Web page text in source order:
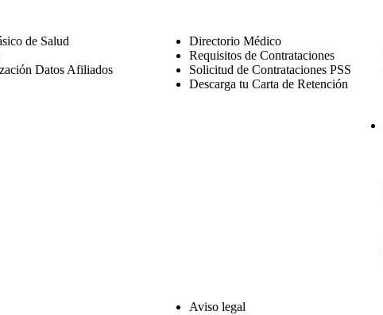
de Salud
Datos Afiliados
Directorio Médico
Requisitos de Contrataciones
Solicitud de Contrataciones PSS
Descarga tu Carta de Retención
Aviso legal